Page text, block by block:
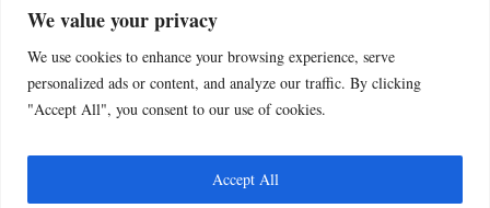
We value your privacy
We use cookies to enhance your browsing experience, serve
personalized ads or content, and analyze our traffic. By clicking
"Accept All", you consent to our use of cookies.
Accept All
SIGN UP FOR THE NEWSLETTER